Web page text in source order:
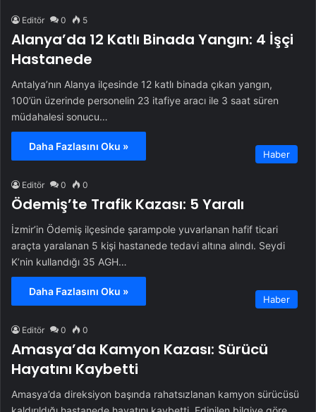
Editör 0 5
Alanya’da 12 Katlı Binada Yangın: 4 İşçi
Hastanede
Antalya’nın Alanya ilçesinde 12 katlı binada çıkan yangın,
100’ün üzerinde personelin 23 itafiye aracı ile 3 saat süren
müdahalesi sonucu…
Daha Fazlasını Oku »
Haber
Editör 0 0
Ödemiş’te Trafik Kazası: 5 Yaralı
İzmir’in Ödemiş ilçesinde şarampole yuvarlanan hafif ticari
araçta yaralanan 5 kişi hastanede tedavi altına alındı. Seydi
K’nin kullandığı 35 AGH…
Daha Fazlasını Oku »
Haber
Editör 0 0
Amasya’da Kamyon Kazası: Sürücü
Hayatını Kaybetti
Amasya’da direksiyon başında rahatsızlanan kamyon sürücüsü